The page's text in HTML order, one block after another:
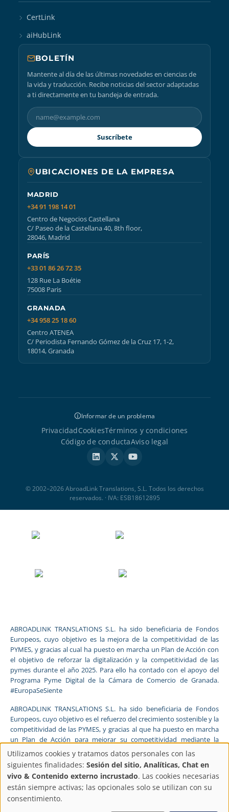
CertLink
aiHubLink
BOLETÍN
Mantente al día de las últimas novedades en ciencias de
la vida y traducción. Recibe noticias del sector adaptadas
a ti directamente en tu bandeja de entrada.
Suscríbete
UBICACIONES DE LA EMPRESA
MADRID
+34 91 198 14 01
Centro de Negocios Castellana
C/ Paseo de la Castellana 40, 8th floor,
28046, Madrid
PARÍS
+33 01 86 26 72 35
128 Rue La Boétie
75008 Paris
GRANADA
+34 958 25 18 60
Centro ATENEA
C/ Periodista Fernando Gómez de la Cruz 17, 1-2,
18014, Granada
Informar de un problema
PrivacidadCookiesTérminos y condiciones
Código de conductaAviso legal
© 2002–2026 AbroadLink Translations, S.L. Todos los derechos
reservados. · IVA: ESB18612895
ABROADLINK TRANSLATIONS S.L. ha sido beneficiaria de Fondos
Europeos, cuyo objetivo es la mejora de la competitividad de las
PYMES, y gracias al cual ha puesto en marcha un Plan de Acción con
el objetivo de reforzar la digitalización y la competitividad de las
pymes durante el año 2025. Para ello ha contado con el apoyo del
Programa Pyme Digital de la Cámara de Comercio de Granada.
#EuropaSeSiente
ABROADLINK TRANSLATIONS S.L. ha sido beneficiaria de Fondos
Europeos, cuyo objetivo es el refuerzo del crecimiento sostenible y la
competitividad de las PYMES, y gracias al que ha puesto en marcha
un Plan de Acción para mejorar su competitividad mediante la
transformación digital, la promoción online y el comercio electrónico
en mercados internacionales durante el año 2025. Para ello ha
contado con el apoyo del Programa Xpande Digital de la Cámara de
Comercio de Granada.
FONDO EUROPEO DE DESARROLLO REGIONAL
Una manera de hacer Europa
Configuración
de
Utilizamos cookies y tratamos datos personales con las
siguientes finalidades: Sesión del sitio, Analíticas, Chat en
vivo & Contenido externo incrustado. Las cookies necesarias
están siempre activas; las opcionales solo se utilizan con su
consentimiento.